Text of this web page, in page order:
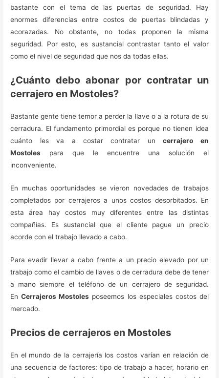
bastante con el tema de las puertas de seguridad. Hay
enormes diferencias entre costos de puertas blindadas y
acorazadas. No obstante, no todas proponen la misma
seguridad. Por esto, es sustancial contrastar tanto el valor
como el nivel de seguridad que nos da todas ellas.
¿Cuánto debo abonar por contratar un
cerrajero en Mostoles?
Bastante gente tiene temor a perder la llave o a la rotura de su
cerradura. El fundamento primordial es porque no tienen idea
cuánto les va a costar contratar uncerrajero en
Mostoles para que le encuentre una solución el
inconveniente.
En muchas oportunidades se vieron novedades de trabajos
completados por cerrajeros a unos costos desorbitados. En
esta área hay costos muy diferentes entre las distintas
compañías. Es sustancial que el cliente pague un precio
acorde con el trabajo llevado a cabo.
Para evadir llevar a cabo frente a un precio elevado por un
trabajo como el cambio de llaves o de cerradura debe de tener
a mano siempre el teléfono de un cerrajero de seguridad.
EnCerrajeros Mostoles poseemos los especiales costos del
mercado.
Precios de cerrajeros en Mostoles
En el mundo de la cerrajería los costos varían en relación de
una secuencia de factores: tipo de trabajo a hacer, horario en